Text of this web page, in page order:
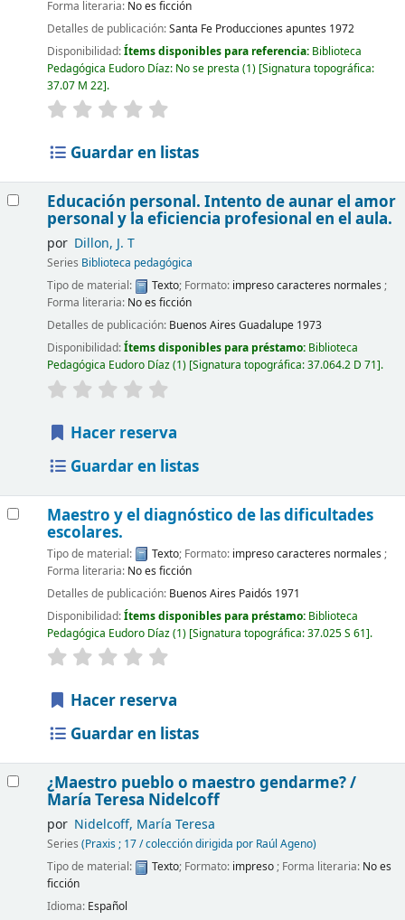
Forma literaria: No es ficción
Detalles de publicación:Santa Fe Producciones apuntes 1972
Disponibilidad:Ítems disponibles para referencia: Biblioteca
Pedagógica Eudoro Díaz: No se presta (1) Signatura topográfica:
37.07 M 22 .
Guardar en listas
Educación personal. Intento de aunar el amor
personal y la eficiencia profesional en el aula.
por Dillon, J. T
Series Biblioteca pedagógica
Tipo de material:
Texto; Formato: impreso caracteres normales ;
Forma literaria: No es ficción
Detalles de publicación: Buenos Aires Guadalupe 1973
Disponibilidad:Ítems disponibles para préstamo: Biblioteca
Pedagógica Eudoro Díaz(1) Signatura topográfica:37.064.2 D 71 .
Hacer reserva
Guardar en listas
Maestro y el diagnóstico de las dificultades
escolares.
Tipo de material: Texto; Formato: impreso caracteres normales ;
Forma literaria: No es ficción
Detalles de publicación: Buenos Aires Paidós 1971
Disponibilidad:Ítems disponibles para préstamo: Biblioteca
Pedagógica Eudoro Díaz(1) Signatura topográfica:37.025 S 61 .
Hacer reserva
Guardar en listas
¿Maestro pueblo o maestro gendarme? /
María Teresa Nidelcoff
por Nidelcoff, María Teresa
Series (Praxis ; 17 / colección dirigida por Raúl Ageno)
Tipo de material:
Texto; Formato: impreso; Forma literaria: No es
ficción
Idioma: Español